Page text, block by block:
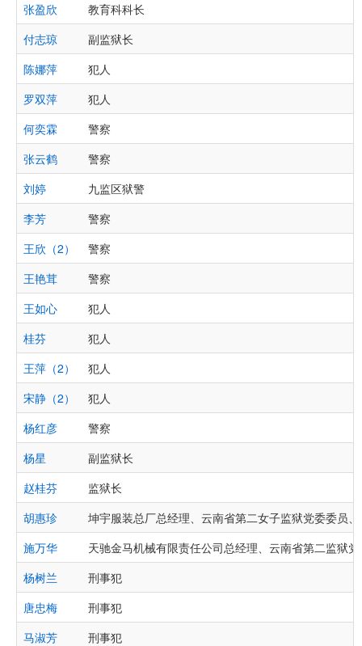
张盈欣
教育科科长
付志琼
副监狱长
陈娜萍
犯人
罗双萍
犯人
何奕霖
警察
张云鹤
警察
刘婷
九监区狱警
李芳
警察
王欣（2）
警察
王艳茸
警察
王如心
犯人
桂芬
犯人
王萍（2）
犯人
宋静（2）
犯人
杨红彦
警察
杨星
副监狱长
赵桂芬
监狱长
胡惠珍
坤宇服装总厂总经理、云南省第二女子监狱党委委员
施万华
天驰金马机械有限责任公司总经理、云南省第二监狱
杨树兰
刑事犯
唐忠梅
刑事犯
马淑芳
刑事犯